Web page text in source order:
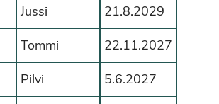
Jussi
21.8.2029
Tommi
22.11.2027
Pilvi
5.6.2027